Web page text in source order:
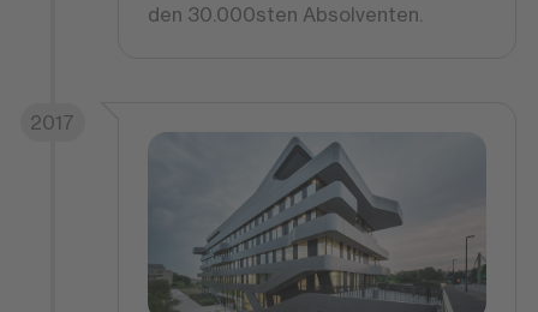
den 30.000sten Absolventen.
2017